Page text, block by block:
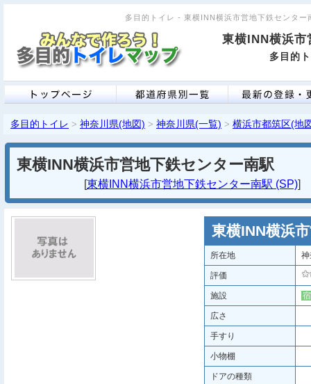
多目的トイレ - 東横INN横浜市営地下鉄センタ
東横INN横浜市
多目的
多目的トイレ > 神奈川県(地図) > 神奈川県(一覧) > 横浜市都筑区(地
東横INN横浜市営地下鉄センター南駅
[東横INN横浜市営地下鉄センター南駅 (SP)
東横INN横浜
所在地
評価
施設 宿
広さ
手すり
小物棚
ドアの種類